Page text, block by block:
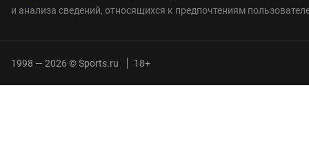
и анализа сведений, относящихся к предпочтениям
1998 — 2026 © Sports.ru 18+